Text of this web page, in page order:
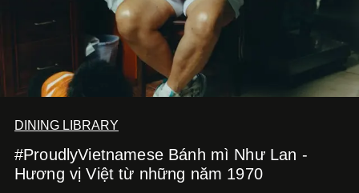
DINING LIBRARY
#ProudlyVietnamese Bánh mì Như Lan -
Hương vị Việt từ những năm 1970